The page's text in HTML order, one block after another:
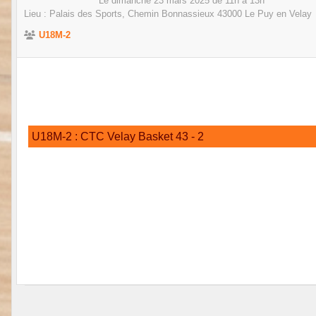
Lieu : Palais des Sports, Chemin Bonnassieux 43000 Le Puy en Velay
U18M-2
U18M-2 : CTC Velay Basket 43 - 2